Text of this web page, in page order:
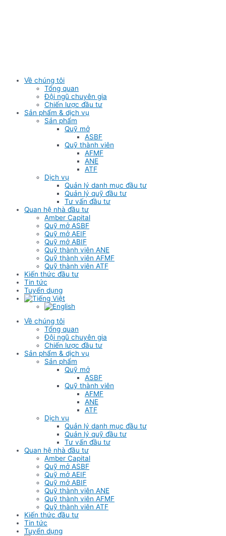
Về chúng tôi
Tổng quan
Đội ngũ chuyên gia
Chiến lược đầu tư
Sản phẩm & dịch vụ
Sản phẩm
Quỹ mở
ASBF
Quỹ thành viên
AFMF
ANE
ATF
Dịch vụ
Quản lý danh mục đầu tư
Quản lý quỹ đầu tư
Tư vấn đầu tư
Quan hệ nhà đầu tư
Amber Capital
Quỹ mở ASBF
Quỹ mở AEIF
Quỹ mở ABIF
Quỹ thành viên ANE
Quỹ thành viên AFMF
Quỹ thành viên ATF
Kiến thức đầu tư
Tin tức
Tuyển dụng
Về chúng tôi
Tổng quan
Đội ngũ chuyên gia
Chiến lược đầu tư
Sản phẩm & dịch vụ
Sản phẩm
Quỹ mở
ASBF
Quỹ thành viên
AFMF
ANE
ATF
Dịch vụ
Quản lý danh mục đầu tư
Quản lý quỹ đầu tư
Tư vấn đầu tư
Quan hệ nhà đầu tư
Amber Capital
Quỹ mở ASBF
Quỹ mở AEIF
Quỹ mở ABIF
Quỹ thành viên ANE
Quỹ thành viên AFMF
Quỹ thành viên ATF
Kiến thức đầu tư
Tin tức
Tuyển dụng